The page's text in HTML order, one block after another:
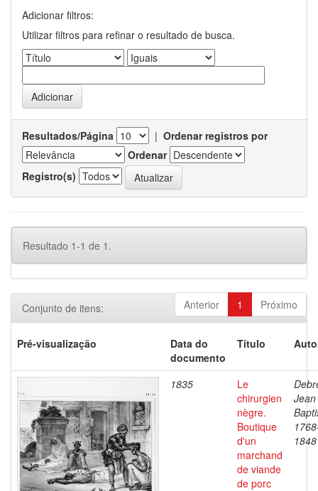
Adicionar filtros:
Utilizar filtros para refinar o resultado de busca.
Resultados/Página | Ordenar registros por
Ordenar
Registro(s)
Resultado 1-1 de 1.
Anterior 1 Próximo
Conjunto de itens:
Pré-visualização
Data do
documento
Título
1835
Le
chirurgien
nègre.
Boutique
d'un
marchand
de viande
de porc
Jean
1848